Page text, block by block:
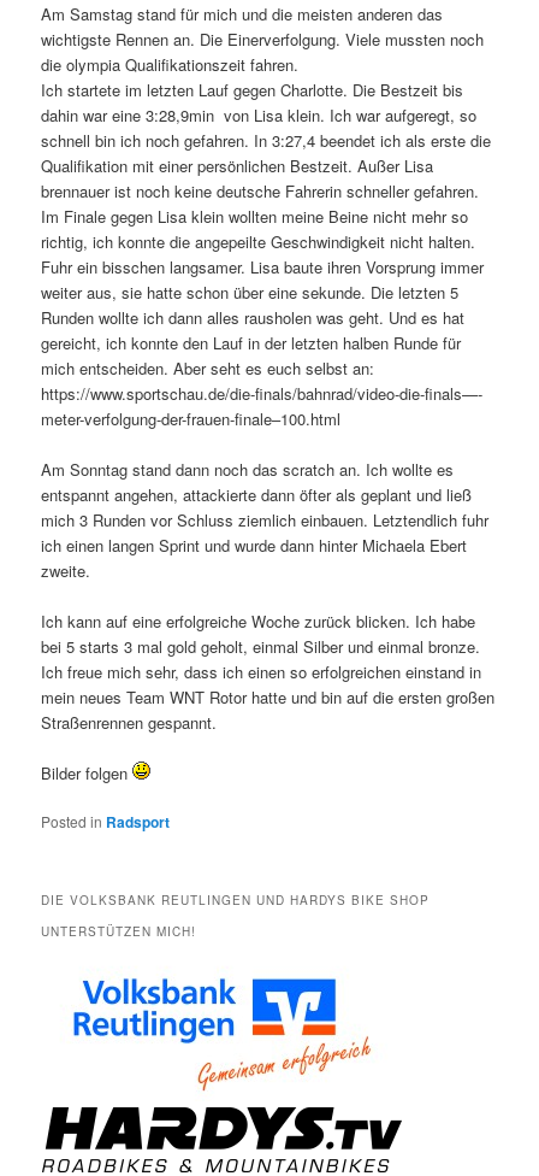
Am Samstag stand für mich und die meisten anderen das
wichtigste Rennen an. Die Einerverfolgung. Viele mussten noch
die olympia Qualifikationszeit fahren.
Ich startete im letzten Lauf gegen Charlotte. Die Bestzeit bis
dahin war eine 3:28,9min von Lisa klein. Ich war aufgeregt, so
schnell bin ich noch gefahren. In 3:27,4 beendet ich als erste die
Qualifikation mit einer persönlichen Bestzeit. Außer Lisa
brennauer ist noch keine deutsche Fahrerin schneller gefahren.
Im Finale gegen Lisa klein wollten meine Beine nicht mehr so
richtig, ich konnte die angepeilte Geschwindigkeit nicht halten.
Fuhr ein bisschen langsamer. Lisa baute ihren Vorsprung immer
weiter aus, sie hatte schon über eine sekunde. Die letzten 5
Runden wollte ich dann alles rausholen was geht. Und es hat
gereicht, ich konnte den Lauf in der letzten halben Runde für
mich entscheiden. Aber seht es euch selbst an:
https://www.sportschau.de/die-finals/bahnrad/video-die-finals—-
meter-verfolgung-der-frauen-finale–100.html
Am Sonntag stand dann noch das scratch an. Ich wollte es
entspannt angehen, attackierte dann öfter als geplant und ließ
mich 3 Runden vor Schluss ziemlich einbauen. Letztendlich fuhr
ich einen langen Sprint und wurde dann hinter Michaela Ebert
zweite.
Ich kann auf eine erfolgreiche Woche zurück blicken. Ich habe
bei 5 starts 3 mal gold geholt, einmal Silber und einmal bronze.
Ich freue mich sehr, dass ich einen so erfolgreichen einstand in
mein neues Team WNT Rotor hatte und bin auf die ersten großen
Straßenrennen gespannt.
Bilder folgen
Posted in Radsport
DIE VOLKSBANK REUTLINGEN UND HARDYS BIKE SHOP
UNTERSTÜTZEN MICH!